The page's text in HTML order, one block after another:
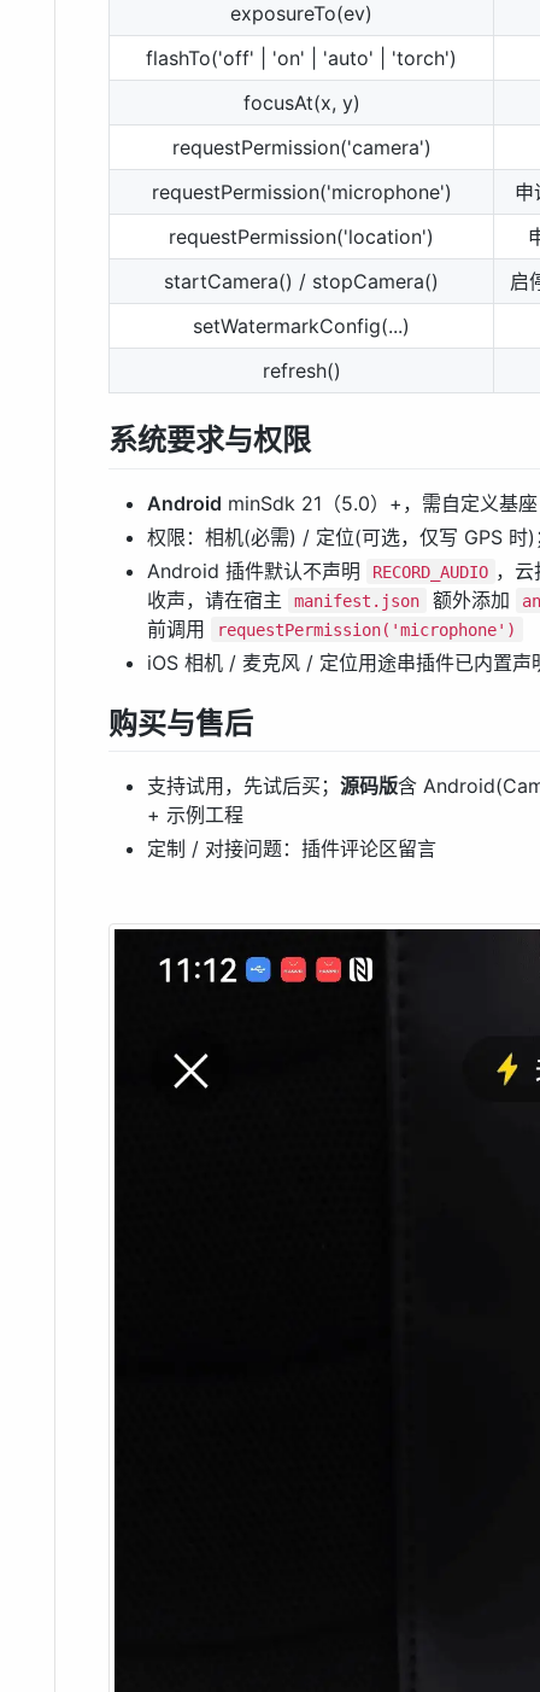
exposureTo(ev)
flashTo('off' | 'on' | 'auto' | 'torch')
focusAt(x, y)
requestPermission('camera')
requestPermission('microphone')
申
requestPermission('location')
startCamera() / stopCamera()
启
setWatermarkConfig(...)
refresh()
系统要求与权限
Android minSdk 21（5.0）+，需自定义基
权限：相机(必需) / 定位(可选，仅写 GPS 时
Android 插件默认不声明
RECORD_AUDIO ，
收声，请在宿主
manifest.json 额外添加
前调用 requestPermission('microphone')
iOS 相机 / 麦克风 / 定位用途串插件已内置声
购买与售后
支持试用，先试后买； 源码版含
+ 示例工程
定制 / 对接问题：插件评论区留言